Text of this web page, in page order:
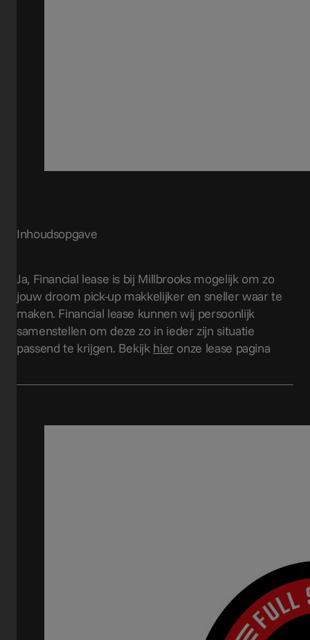
Inhoudsopgave
Ja, Financial lease is bij Millbrooks mogelijk om zo
jouw droom pick-up makkelijker en sneller waar te
maken. Financial lease kunnen wij persoonlijk
samenstellen om deze zo in ieder zijn situatie
passend te krijgen. Bekijk hieronze lease pagina